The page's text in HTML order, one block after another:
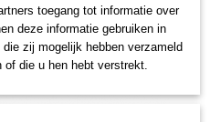
toegang tot informatie over
deze informatie gebruiken in
zij mogelijk hebben verzameld
of die u hen hebt verstrekt.